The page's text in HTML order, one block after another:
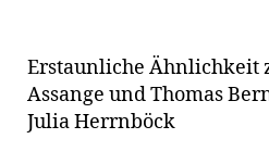
Erstaunliche Ähnlichkeit
Assange und Thomas
Julia Herrnböck